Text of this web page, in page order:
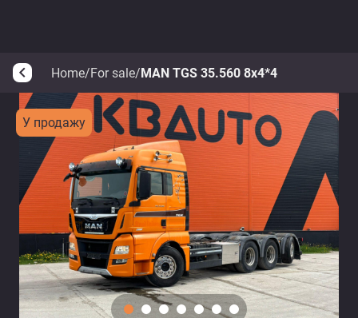
arrow_back_ios Home/For sale/MAN TGS 35.560 8x4*4
У продажу